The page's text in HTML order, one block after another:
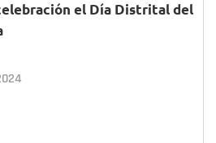
el Día Distrital del